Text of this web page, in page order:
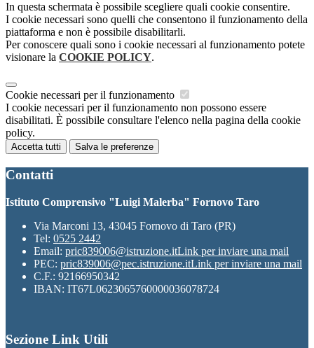
In questa schermata è possibile scegliere quali cookie consentire.
I cookie necessari sono quelli che consentono il funzionamento della
piattaforma e non è possibile disabilitarli.
Per conoscere quali sono i cookie necessari al funzionamento potete
visionare la COOKIE POLICY.
Cookie necessari per il funzionamento
I cookie necessari per il funzionamento non possono essere
disabilitati. È possibile consultare l'elenco nella pagina della cookie
policy.
Accetta tutti Salva le preferenze
Contatti
Istituto Comprensivo "Luigi Malerba" Fornovo Taro
Via Marconi 13, 43045 Fornovo di Taro (PR)
Tel: 0525 2442
Email: pric839006@istruzione.itLink per inviare una mail
PEC: pric839006@pec.istruzione.itLink per inviare una mail
C.F.: 92166950342
IBAN: IT67L0623065760000036078724
Sezione Link Utili